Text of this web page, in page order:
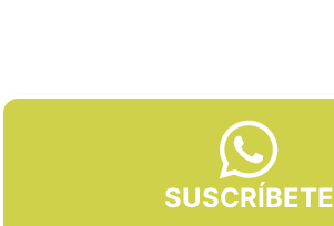
SUSCRÍBETE